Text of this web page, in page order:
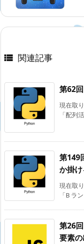
 関連記事
第62
現在取
「配列
第149
か掛
現在取
「B ラ
第26
要素